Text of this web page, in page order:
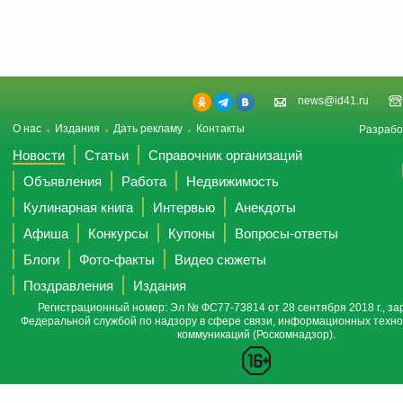
news@id41.ru
О нас Издания Дать рекламу Контакты
Новости Статьи
Справочник организаций
Объявления
Работа
Недвижимость
Кулинарная книга
Интервью
Анекдоты
Афиша
Конкурсы Купоны
Вопросы-ответы
Блоги
Фото-факты
Видео сюжеты
Поздравления
Издания
Регистрационный номер: Эл № ФС77-73814 от 28 сентября 2018 г.,
Федеральной службой по надзору в сфере связи, информационных
коммуникаций (Роскомнадзор).